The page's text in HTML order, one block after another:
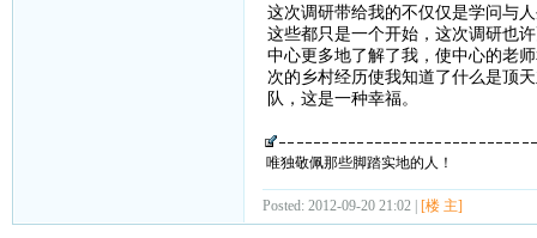
这次调研带给我的不仅仅是学问与
这些都只是一个开始，这次调研也
中心更多地了解了我，使中心的老
次的乡村经历使我知道了什么是顶
队，这是一种幸福。
唯独敬佩那些脚踏实地的人！
Posted: 2012-09-20 21:02 | [楼 主]